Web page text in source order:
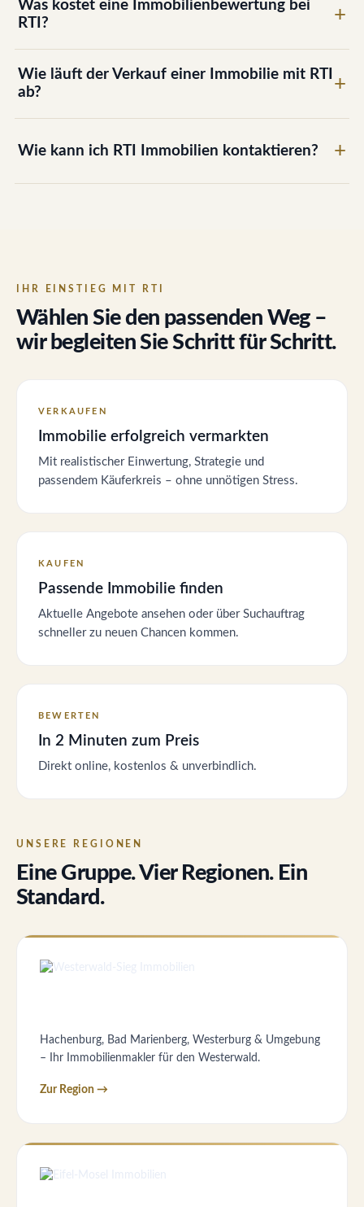
Was kostet eine Immobilienbewertung bei
RTI?
Wie läuft der Verkauf einer Immobilie mit RTI
ab?
Wie kann ich RTI Immobilien kontaktieren?
IHR EINSTIEG MIT RTI
Wählen Sie den passenden Weg –
wir begleiten Sie Schritt für Schritt.
VERKAUFEN
Immobilie erfolgreich vermarkten
Mit realistischer Einwertung, Strategie und
passendem Käuferkreis – ohne unnötigen Stress.
KAUFEN
Passende Immobilie finden
Aktuelle Angebote ansehen oder über Suchauftrag
schneller zu neuen Chancen kommen.
BEWERTEN
In 2 Minuten zum Preis
Direkt online, kostenlos & unverbindlich.
UNSERE REGIONEN
Eine Gruppe. Vier Regionen. Ein
Standard.
Hachenburg, Bad Marienberg, Westerburg & Umgebung
– Ihr Immobilienmakler für den Westerwald.
Zur Region →